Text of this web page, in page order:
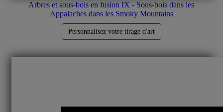
Arbres et sous-bois en fusion IX - Sous-bois dans les
Appalaches dans les Smoky Mountains
Personnalisez votre tirage d'art